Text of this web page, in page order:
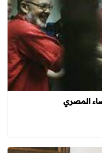
المصري